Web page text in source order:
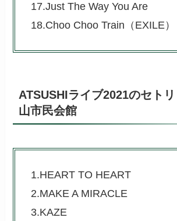
17.Just The Way You Are
18.Choo Choo Train（EXILE）
ATSUSHIライブ2021のセト
山市民会館
1.HEART TO HEART
2.MAKE A MIRACLE
3.KAZE